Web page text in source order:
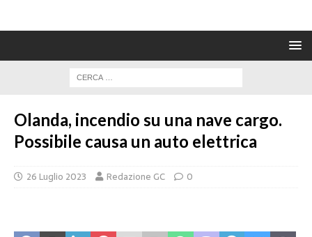
Olanda, incendio su una nave cargo.
Possibile causa un auto elettrica
26 Luglio 2023 Redazione GC 0